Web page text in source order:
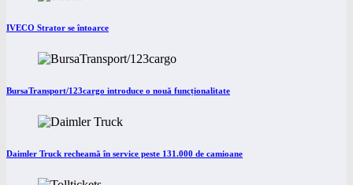
IVECO Strator se întoarce
BursaTransport/123cargo introduce o nouă funcționalitate
Daimler Truck recheamă în service peste 131.000 de camioane